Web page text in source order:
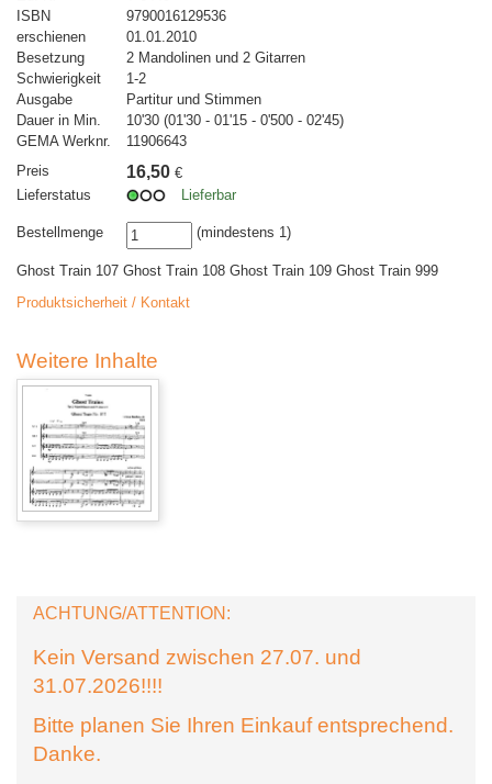
ISBN
9790016129536
erschienen
01.01.2010
Besetzung
2 Mandolinen und 2 Gitarren
Schwierigkeit
1-2
Ausgabe
Partitur und Stimmen
Dauer in Min.
10'30 (01'30 - 01'15 - 0'500 - 02'45)
GEMA Werknr.
11906643
Preis
16,50 €
Lieferstatus
Lieferbar
Bestellmenge (mindestens 1)
Ghost Train 107 Ghost Train 108 Ghost Train 109 Ghost Train 999
Produktsicherheit / Kontakt
Weitere Inhalte
ACHTUNG/ATTENTION:
Kein Versand zwischen 27.07. und
31.07.2026!!!!
Bitte planen Sie Ihren Einkauf entsprechend.
Danke.